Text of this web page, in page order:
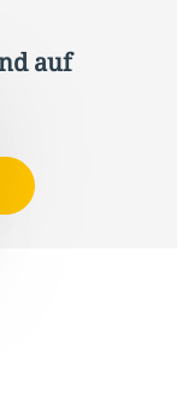
auf
Benachrichtigung